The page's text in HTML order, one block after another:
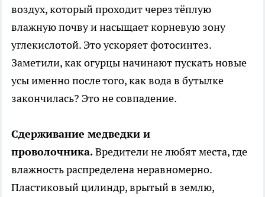
воздух, который проходит через тёплую
влажную почву и насыщает корневую зону
углекислотой. Это ускоряет фотосинтез.
Заметили, как огурцы начинают пускать новые
усы именно после того, как вода в бутылке
закончилась? Это не совпадение.
Сдерживание медведки и
проволочника.Вредители не любят места, где
влажность распределена неравномерно.
Пластиковый цилиндр, врытый в землю,